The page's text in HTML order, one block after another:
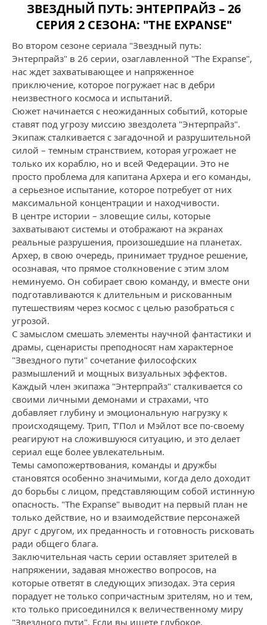
ЗВЕЗДНЫЙ ПУТЬ: ЭНТЕРПРАЙЗ – 26
СЕРИЯ 2 СЕЗОНА: "THE EXPANSE"
Во втором сезоне сериала "Звездный путь:
Энтерпрайз" в 26 серии, озаглавленной "The Expanse",
нас ждет захватывающее и напряженное
приключение, которое погружает нас в дебри
неизвестного космоса и испытаний.
Сюжет начинается с неожиданных событий, которые
ставят под угрозу миссию звездолета "Энтерпрайз".
Экипаж сталкивается с загадочной и разрушительной
силой – темным странствием, которая угрожает не
только их кораблю, но и всей Федерации. Это не
просто проблема для капитана Архера и его команды,
а серьезное испытание, которое потребует от них
максимальной концентрации и находчивости.
В центре истории – зловещие силы, которые
захватывают системы и отображают на экранах
реальные разрушения, произошедшие на планетах.
Архер, в свою очередь, принимает трудное решение,
осознавая, что прямое столкновение с этим злом
неминуемо. Он собирает свою команду, и вместе они
подготавливаются к длительным и рискованным
путешествиям через космос с целью разобраться с
угрозой.
С замыслом смешать элементы научной фантастики и
драмы, сценаристы преподносят нам характерное
"Звездного пути" сочетание философских
размышлений и мощных визуальных эффектов.
Каждый член экипажа "Энтерпрайз" сталкивается со
своими личными демонами и страхами, что
добавляет глубину и эмоциональную нагрузку к
происходящему. Трип, Т’Пол и Мэйлот все по-своему
реагируют на сложившуюся ситуацию, и это делает
сериал еще более увлекательным.
Темы самопожертвования, команды и дружбы
становятся особенно значимыми, когда дело доходит
до борьбы с лицом, представляющим собой истинную
опасность. "The Expanse" выводит на первый план не
только действие, но и взаимодействие персонажей
друг с другом, их преданность и готовность рисковать
ради общего блага.
Заключительная часть серии оставляет зрителей в
напряжении, задавая множество вопросов, на
которые ответят в следующих эпизодах. Эта серия
порадует не только сопричастным зрителям, но и тем,
кто только присоединился к величественному миру
"Звездного пути". Если вы ищете глубокое,